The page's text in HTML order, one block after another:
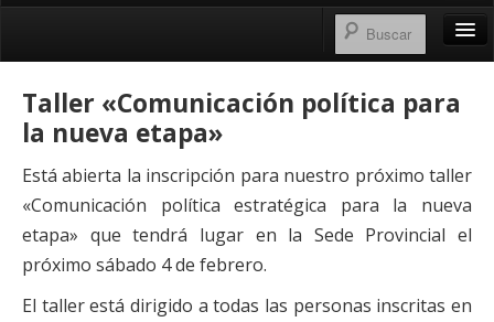
Facebook
Instagram
Portavoz Municipal
Consejo Ciudadano Municipal
Actas Consejo Ciudadano
Actas Asamblea Ciudadana
Contacto
Taller «Comunicación política para
la nueva etapa»
Está abierta la inscripción para nuestro próximo taller
«Comunicación política estratégica para la nueva
etapa» que tendrá lugar en la Sede Provincial el
próximo sábado 4 de febrero.
El taller está dirigido a todas las personas inscritas en